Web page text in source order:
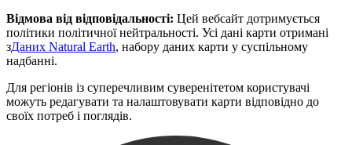
Відмова від відповідальності: Цей вебсайт дотримується
політики політичної нейтральності. Усі дані карти отримані
зДаних Natural Earth, набору даних карти у суспільному
надбанні.
Для регіонів із суперечливим суверенітетом користувачі
можуть редагувати та налаштовувати карти відповідно до
своїх потреб і поглядів.